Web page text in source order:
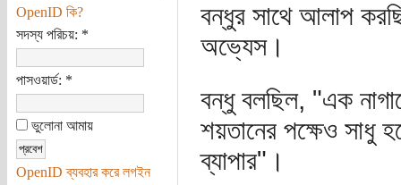
OpenID কি?
সদস্য পরিচয়: *
পাসওয়ার্ড: *
ভুলোনা আমায়
OpenID ব্যবহার করে লগইন
বন্ধুর সাথে আলাপ
অভ্যেস।
বন্ধু বলছিল, "এক
শয়তানের পক্ষেও সাধু
ব্যাপার"।